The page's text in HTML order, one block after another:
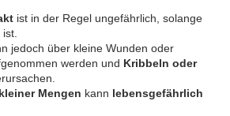
ist in der Regel ungefährlich, solange
ist.
jedoch über kleine Wunden oder
werden und Kribbeln oder
Mengen kann lebensgefährlich